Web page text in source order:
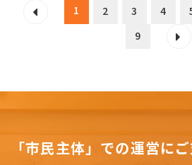
1 2 3 4
9
「市民主体」での運営に